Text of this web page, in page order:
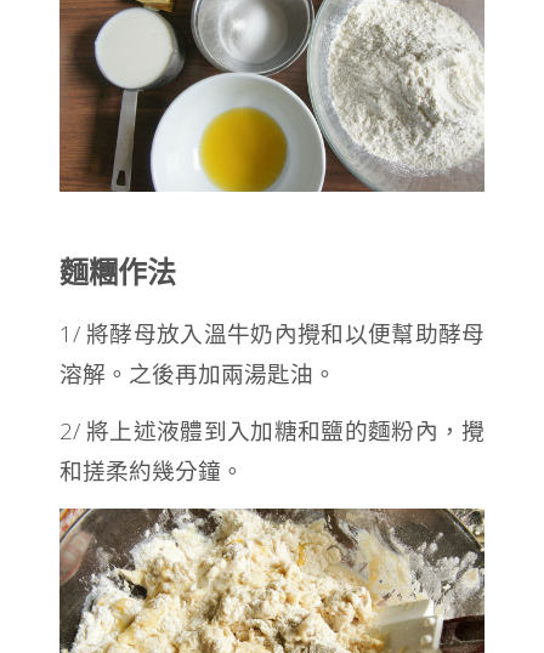
麵糰作法
1/ 將酵母放入溫牛奶內攪和以便幫助酵母
溶解。之後再加兩湯匙油。
2/ 將上述液體到入加糖和鹽的麵粉內，攪
和搓柔約幾分鐘。